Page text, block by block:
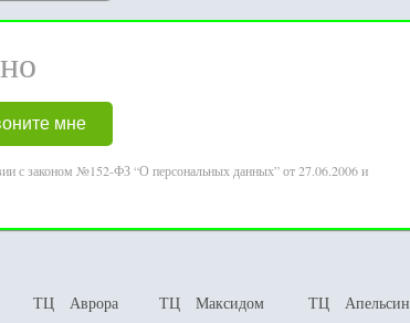
с законом №152-ФЗ “О персональных данных” от 27.06.2006 и
ТЦ Аврора ТЦ Максидом
ТЦ Апельсин